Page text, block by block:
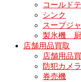
コールド
シンク
スープジ
製氷機 厨
店舗用品買取
店舗用品
防犯カメラ
券売機